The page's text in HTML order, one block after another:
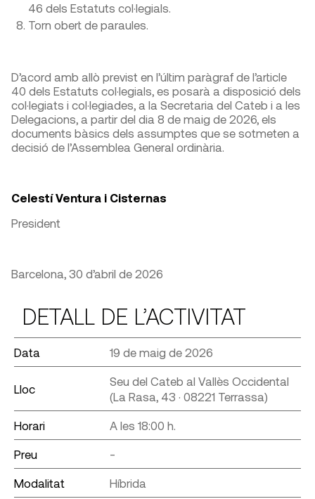
46 dels Estatuts col·legials.
Torn obert de paraules.
D’acord amb allò previst en l’últim paràgraf de l’article
40 dels Estatuts col·legials, es posarà a disposició dels
col·legiats i col·legiades, a la Secretaria del Cateb i a les
Delegacions, a partir del dia 8 de maig de 2026, els
documents bàsics dels assumptes que se sotmeten a
decisió de l’Assemblea General ordinària.
Celestí Ventura i Cisternas
President
Barcelona, 30 d’abril de 2026
DETALL DE L’ACTIVITAT
Data 19 de maig de 2026
Lloc
Seu del Cateb al Vallès Occidental
(La Rasa, 43 · 08221 Terrassa)
Horari A les 18:00 h.
Preu -
Modalitat Híbrida